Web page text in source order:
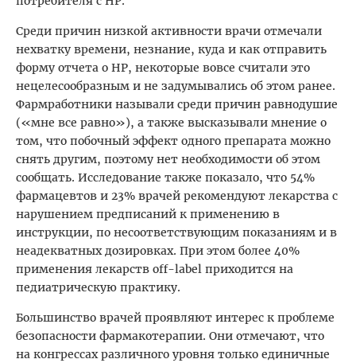
Среди причин низкой активности врачи отмечали
нехватку времени, незнание, куда и как отправить
форму отчета о НР, некоторые вовсе считали это
нецелесообразным и не задумывались об этом ранее.
Фармработники называли среди причин равнодушие
(«мне все равно»), а также высказывали мнение о
том, что побочный эффект одного препарата можно
снять другим, поэтому нет необходимости об этом
сообщать. Исследование также показало, что 54%
фармацевтов и 23% врачей рекомендуют лекарства с
нарушением предписаний к применению в
инструкции, по несоответствующим показаниям и в
неадекватных дозировках. При этом более 40%
применения лекарств off-label приходится на
педиатрическую практику.
Большинство врачей проявляют интерес к проблеме
безопасности фармакотерапии. Они отмечают, что
на конгрессах различного уровня только единичные